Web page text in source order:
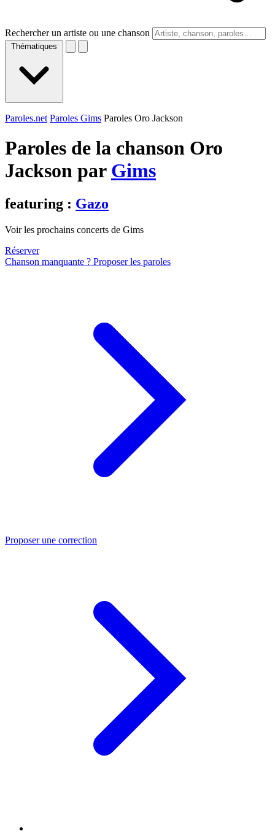
Rechercher un artiste ou une chanson
Thématiques
Paroles.net Paroles Gims Paroles Oro Jackson
Paroles de la chanson Oro
Jackson par Gims
featuring : Gazo
Voir les prochains concerts de Gims
Réserver
Chanson manquante ? Proposer les paroles
Proposer une correction